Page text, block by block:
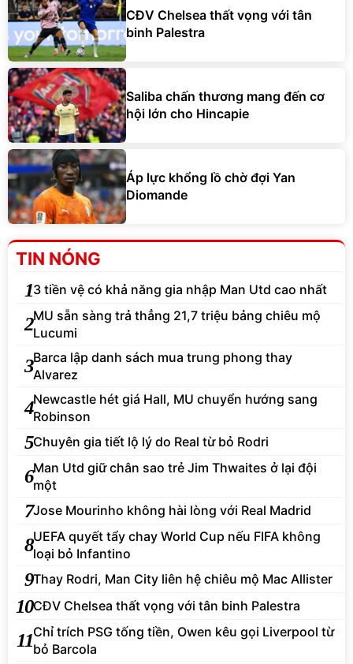
CĐV Chelsea thất vọng với tân
binh Palestra
Saliba chấn thương mang đến cơ
hội lớn cho Hincapie
Áp lực khổng lồ chờ đợi Yan
Diomande
TIN NÓNG
13 tiền vệ có khả năng gia nhập Man Utd cao nhất
2MU sẵn sàng trả thẳng 21,7 triệu bảng chiêu mộ
Lucumi
3Barca lập danh sách mua trung phong thay
Alvarez
4Newcastle hét giá Hall, MU chuyển hướng sang
Robinson
5Chuyên gia tiết lộ lý do Real từ bỏ Rodri
6Man Utd giữ chân sao trẻ Jim Thwaites ở lại đội
một
7Jose Mourinho không hài lòng với Real Madrid
8UEFA quyết tẩy chay World Cup nếu FIFA không
loại bỏ Infantino
9Thay Rodri, Man City liên hệ chiêu mộ Mac Allister
10CĐV Chelsea thất vọng với tân binh Palestra
11Chỉ trích PSG tống tiền, Owen kêu gọi Liverpool từ
bỏ Barcola